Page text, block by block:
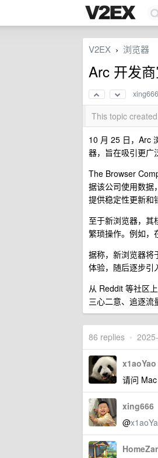
V2EX › 浏览器
Arc 开发
xing666
This topic
10 月 25 日，Arc
器，旨在吸引更广
The Browser
据该公司使用数据
提供稳定性更新和
至于新浏览器，其
繁琐操作。例如，
据称，新浏览器将
体验，随后逐步引
从 Reddit 等社区
三心二意、追逐流
86 replies •
x1aoYao
请问
xing666
@